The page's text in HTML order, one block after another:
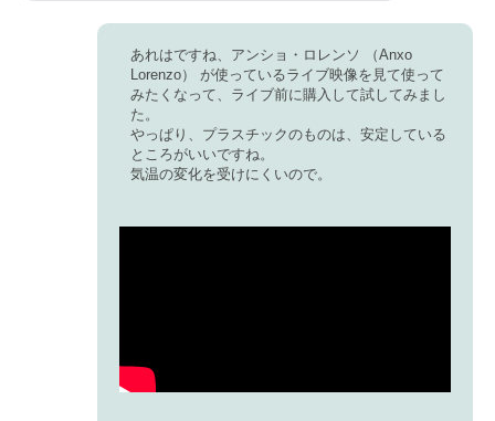
あれはですね、アンショ・ロレンソ （Anxo
Lorenzo） が使っているライブ映像を見て使って
みたくなって、ライブ前に購入して試してみまし
た。
やっぱり、プラスチックのものは、安定している
ところがいいですね。
気温の変化を受けにくいので。